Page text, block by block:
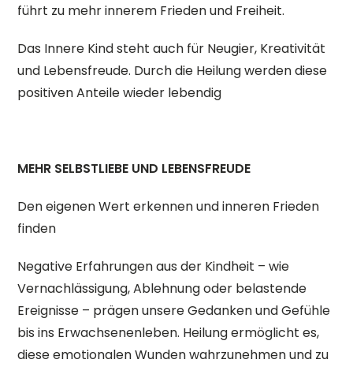
führt zu mehr innerem Frieden und Freiheit.
Das Innere Kind steht auch für Neugier, Kreativität
und Lebensfreude. Durch die Heilung werden diese
positiven Anteile wieder lebendig
MEHR SELBSTLIEBE UND LEBENSFREUDE
Den eigenen Wert erkennen und inneren Frieden
finden
Negative Erfahrungen aus der Kindheit – wie
Vernachlässigung, Ablehnung oder belastende
Ereignisse – prägen unsere Gedanken und Gefühle
bis ins Erwachsenenleben. Heilung ermöglicht es,
diese emotionalen Wunden wahrzunehmen und zu